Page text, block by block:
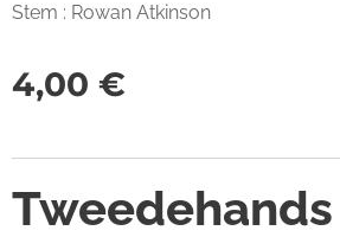
Stem : Rowan Atkinson
4,00 €
Tweedehands